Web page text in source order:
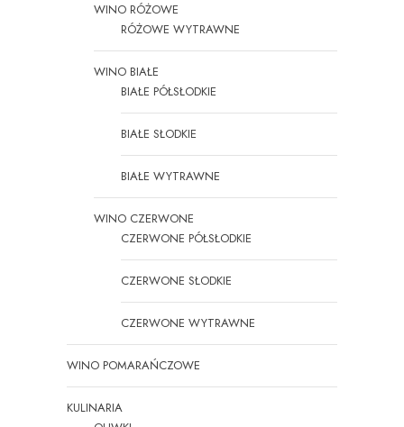
WINO RÓŻOWE
RÓŻOWE WYTRAWNE
WINO BIAŁE
BIAŁE PÓŁSŁODKIE
BIAŁE SŁODKIE
BIAŁE WYTRAWNE
WINO CZERWONE
CZERWONE PÓŁSŁODKIE
CZERWONE SŁODKIE
CZERWONE WYTRAWNE
WINO POMARAŃCZOWE
KULINARIA